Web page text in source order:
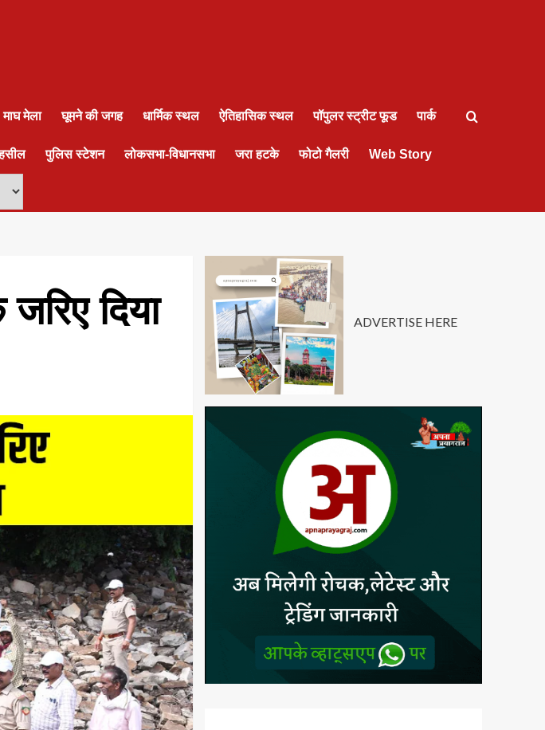
माघ मेला घूमने की जगह धार्मिक स्थल ऐतिहासिक स्थल पॉपुलर स्ट्रीट फूड पार्क
पुलिस स्टेशन लोकसभा-विधानसभा जरा हटके फोटो गैलरी Web Story
दिया
ADVERTISE HERE